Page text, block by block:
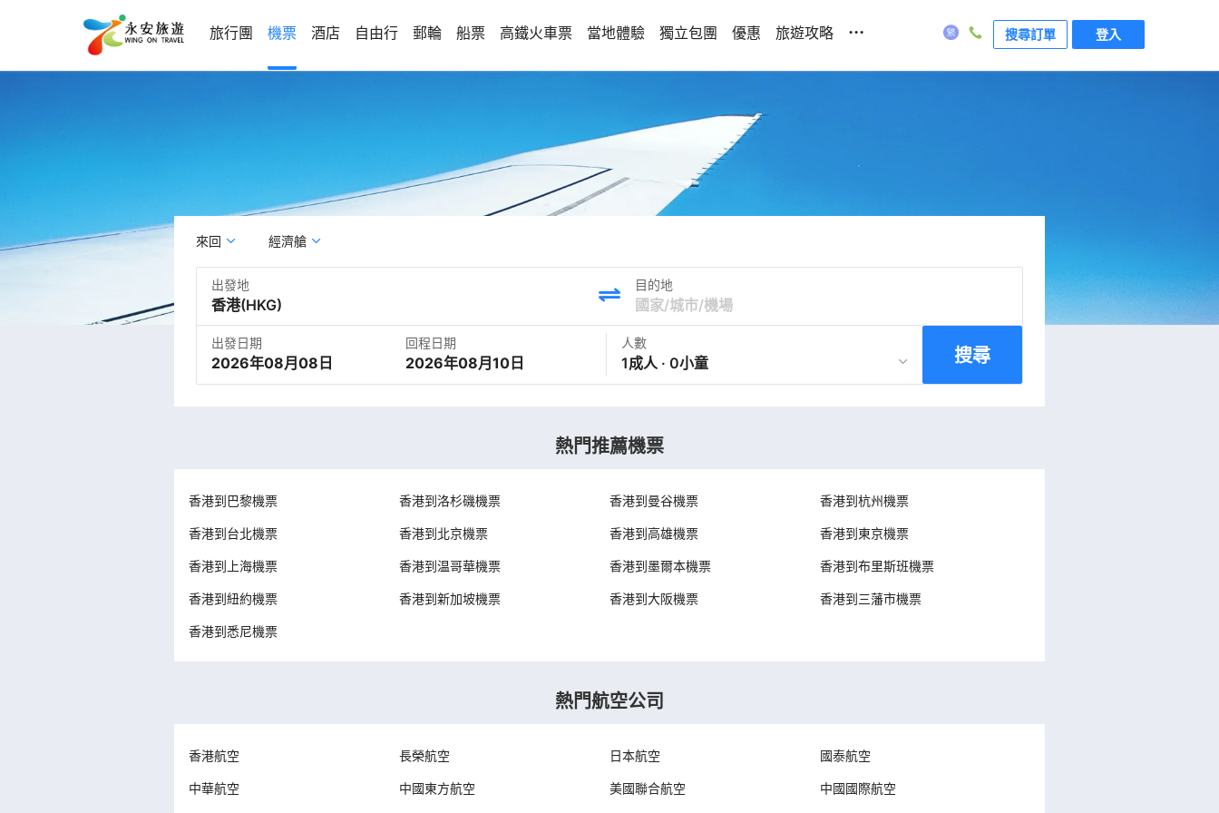
旅行團 機票 酒店 自由行 郵輪 船票 高鐵火車票 當地體驗 獨立包團 優惠 旅遊攻略 ... 搜尋訂單 登入
來回 經濟艙
出發地 目的地
出發日期
2026年08月08日
回程日期
2026年08月10日
人數
1成人 · 0小童 搜尋
熱門推薦機票
香港到巴黎機票 香港到洛杉磯機票 香港到曼谷機票 香港到杭州機票
香港到台北機票 香港到北京機票 香港到高雄機票 香港到東京機票
香港到上海機票 香港到温哥華機票 香港到墨爾本機票 香港到布里斯班機票
香港到紐約機票 香港到新加坡機票 香港到大阪機票 香港到三藩市機票
香港到悉尼機票
熱門航空公司
香港航空 長榮航空 日本航空 國泰航空
中華航空 中國東方航空 美國聯合航空 中國國際航空